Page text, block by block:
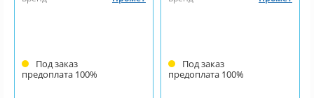
Под заказ
предоплата 100%
Под заказ
предоплата 100%